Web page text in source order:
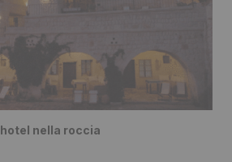
hotel nella roccia